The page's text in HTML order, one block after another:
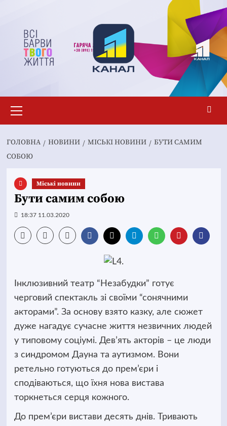
вмісту
меню
ГОЛОВНА НОВИНИ MІСЬКІ НОВИНИ
БУТИ САМИМ
СОБОЮ
Mіські новини
Бути самим собою
18:37 11.03.2020
Інклюзивний театр “Незабудки” готує
черговий спектакль зі своїми “сонячними
акторами”. За основу взято казку, але сюжет
дуже нагадує сучасне життя незвичних людей
у типовому соціумі. Дев’ять акторів – це люди
з синдромом Дауна та аутизмом. Вони
ретельно готуються до прем’єри і
сподіваються, що їхня нова вистава
торкнеться серця кожного.
До прем’єри вистави десять днів. Тривають